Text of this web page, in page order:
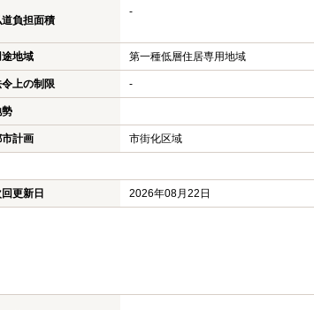
負担面積
-
途地域 第一種低層住居専用地域
上の制限 -
計画 市街化区域
更新日
2026年08月22日